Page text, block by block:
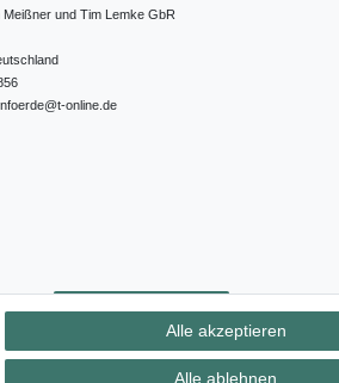
Meißner und Tim Lemke GbR
online.de
Vertrag widerrufen Kontakt
Alle akzeptieren
Alle ablehnen